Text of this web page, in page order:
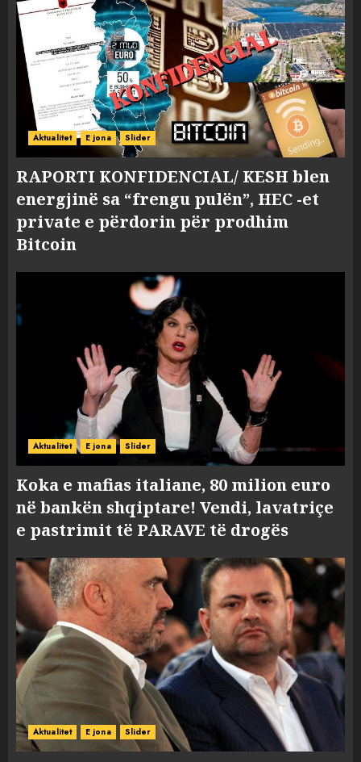
Aktualitet E jona Slider
RAPORTI KONFIDENCIAL/ KESH blen
energjinë sa “frengu pulën”, HEC -et
private e përdorin për prodhim
Bitcoin
Aktualitet E jona Slider
Koka e mafias italiane, 80 milion euro
në bankën shqiptare! Vendi, lavatriçe
e pastrimit të PARAVE të drogës
Aktualitet E jona Slider